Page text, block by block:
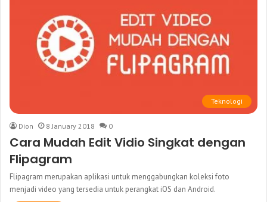
Teknologi
Dion 8 January 2018 0
Cara Mudah Edit Vidio Singkat dengan
Flipagram
Flipagram merupakan aplikasi untuk menggabungkan koleksi foto
menjadi video yang tersedia untuk perangkat iOS dan Android.